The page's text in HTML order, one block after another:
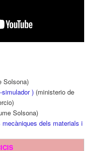
Solsona)
) (ministerio de
Solsona)
mecàniques dels materials i